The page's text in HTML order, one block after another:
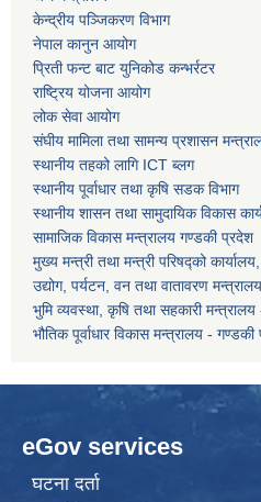
केन्द्रीय पञ्जिकरण विभाग
नेपाल कानुन आयोग
प्रिती फन्ट बाट युनिकोड कन्भर्रटर
राष्ट्रिय योजना आयोग
लोक सेवा आयोग
संघीय मामिला तथा सामन्य प्रशासन
स्थानीय तहको लागि ICT ब्लग
स्थानीय पूर्वाधार तथा कृषि सडक विभाग
स्थानीय शासन तथा सामुदायिक विकास
सामाजिक विकास मन्त्रालय गण्डकी प्रदेश
मुख्य मन्त्री तथा मन्त्री परिषद्को
उद्योग, पर्यटन, वन तथा वातावरण
भुमि व्यवस्था, कृषि तथा सहकारी
भौतिक पूर्वाधार विकास मन्त्रालय -
eGov services
घटना दर्ता